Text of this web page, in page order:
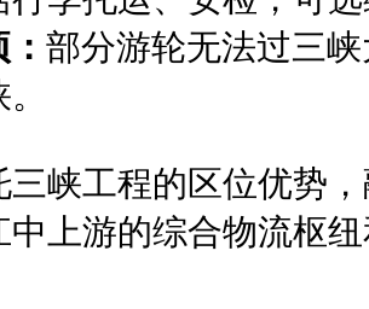
部分游轮无法过三
三峡工程的区位优势
中上游的综合物流枢